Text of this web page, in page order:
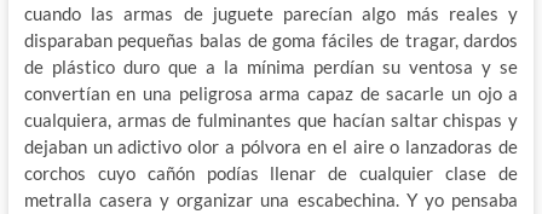
cuando las armas de juguete parecían algo más reales y
disparaban pequeñas balas de goma fáciles de tragar, dardos
de plástico duro que a la mínima perdían su ventosa y se
convertían en una peligrosa arma capaz de sacarle un ojo a
cualquiera, armas de fulminantes que hacían saltar chispas y
dejaban un adictivo olor a pólvora en el aire o lanzadoras de
corchos cuyo cañón podías llenar de cualquier clase de
metralla casera y organizar una escabechina. Y yo pensaba